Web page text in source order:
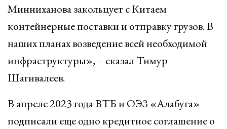
Минниханова закольцует с Китаем
контейнерные поставки и отправку грузов. В
наших планах возведение всей необходимой
инфраструктуры», – сказал Тимур
Шагивалеев.
В апреле 2023 года ВТБ и ОЭЗ «Алабуга»
подписали еще одно кредитное соглашение о